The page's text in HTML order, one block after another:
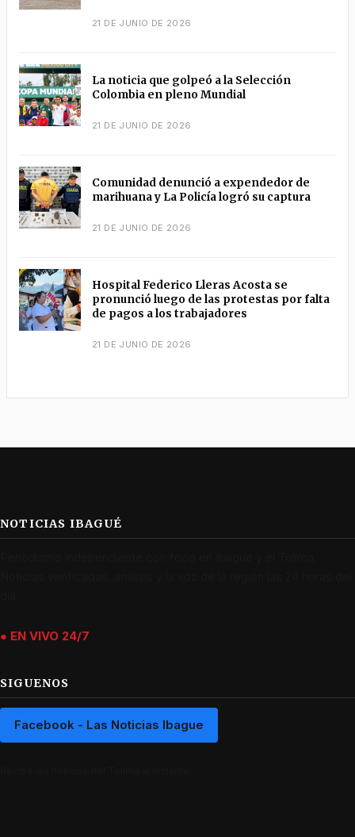
21 DE JUNIO DE 2026
La noticia que golpeó a la Selección
Colombia en pleno Mundial
21 DE JUNIO DE 2026
Comunidad denunció a expendedor de
marihuana y La Policía logró su captura
21 DE JUNIO DE 2026
Hospital Federico Lleras Acosta se
pronunció luego de las protestas por falta
de pagos a los trabajadores
21 DE JUNIO DE 2026
NOTICIAS IBAGUÉ
● EN VIVO 24/7
SIGUENOS
Facebook - Las Noticias Ibague